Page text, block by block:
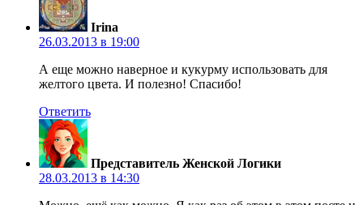
Irina
26.03.2013 в 19:00
А еще можно наверное и кукурму использовать для
желтого цвета. И полезно! Спасибо!
Ответить
Представитель Женской Логики
28.03.2013 в 14:30